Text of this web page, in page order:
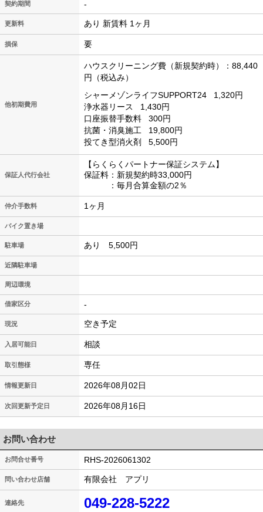
契約期間 -
更新料 あり 新賃料 1ヶ月
損保 要
他初期費用
ハウスクリーニング費（新規契約時）：88,440
円（税込み）
シャーメゾンライフSUPPORT24
1,320円
浄水器リース
1,430円
口座振替手数料
300円
抗菌・消臭施工
19,800円
投てき型消火剤
5,500円
保証人代行会社
【らくらくパートナー保証システム】
保証料：新規契約時33,000円
：毎月合算金額の2％
仲介手数料 1ヶ月
バイク置き場
駐車場 あり 5,500円
近隣駐車場
周辺環境
借家区分 -
現況 空き予定
入居可能日 相談
取引態様 専任
情報更新日 2026年08月02日
次回更新予定日 2026年08月16日
お問い合わせ
お問合せ番号 RHS-2026061302
問い合わせ店舗 有限会社 アプリ
連絡先 049-228-5222